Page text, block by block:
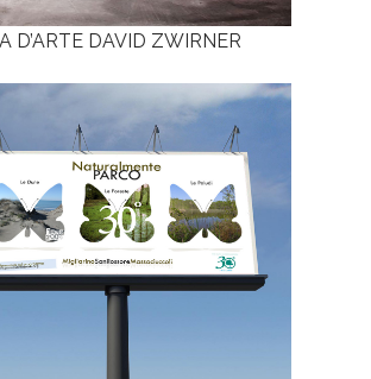
D’ARTE DAVID ZWIRNER